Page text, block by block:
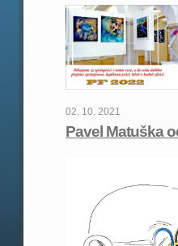
02. 10. 2021
Pavel Matuška